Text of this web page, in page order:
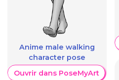
Anime male walking
character pose
Ouvrir dans PoseMyArt